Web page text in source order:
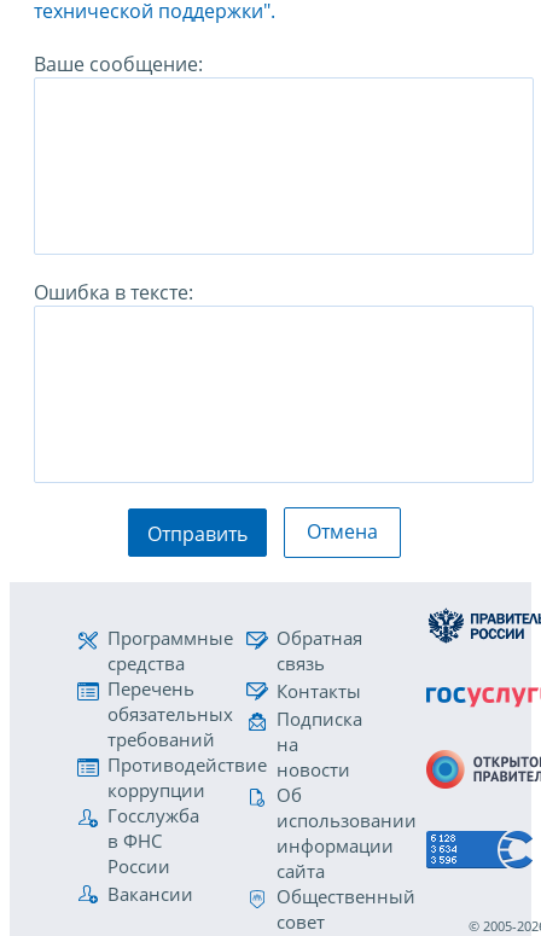
технической поддержки".
Ваше сообщение:
Ошибка в тексте:
Отправить Отмена
Программные
средства
Перечень
обязательных
требований
Противодействие
коррупции
Госслужба
в ФНС
России
Вакансии
Обратная
связь
Контакты
Подписка
на
новости
Об
использовании
информации
сайта
Общественный
совет
© 2005-